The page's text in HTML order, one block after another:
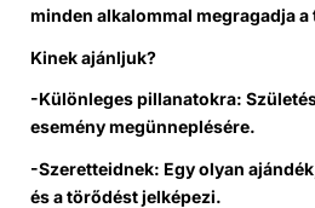
minden alkalommal megragadja
Kinek ajánljuk?
-Különleges pillanatokra:
esemény megünneplésére.
-Szeretteidnek: Egy olyan
és a törődést jelképezi.